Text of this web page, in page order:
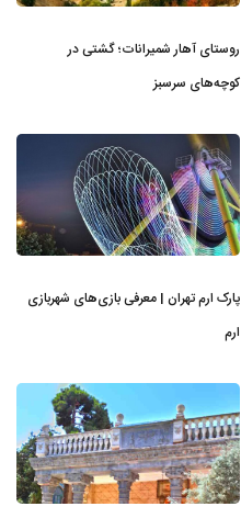
روستای آهار شمیرانات؛ گشتی در
کوچه‌های سرسبز
پارک ارم تهران | معرفی بازی‌های شهربازی
ارم